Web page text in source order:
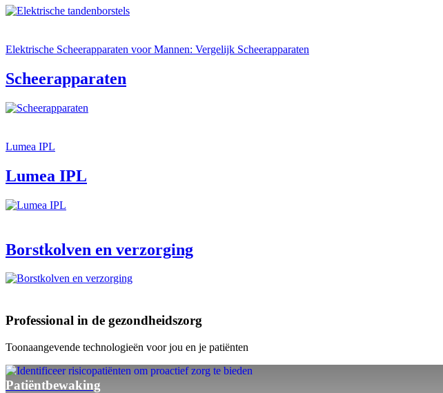
Elektrische Scheerapparaten voor Mannen: Vergelijk Scheerapparaten
Scheerapparaten
Lumea IPL
Lumea IPL
Borstkolven en verzorging
Professional in de gezondheidszorg
Toonaangevende technologieën voor jou en je patiënten
Patiëntbewaking